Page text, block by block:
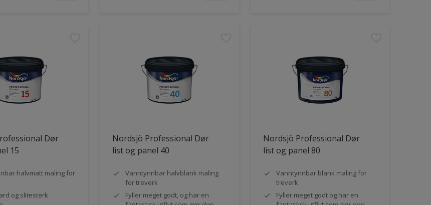
Dør
15
halvmatt maling for
og slitesterk
Nordsjö Professional Dør
list og panel 40
Vanntynnbar halvblank maling
for treverk
Fyller meget godt, og har en
Nordsjö Professional Dør
list og panel 80
Vanntynnbar blank maling for
treverk
Fyller meget godt og har en